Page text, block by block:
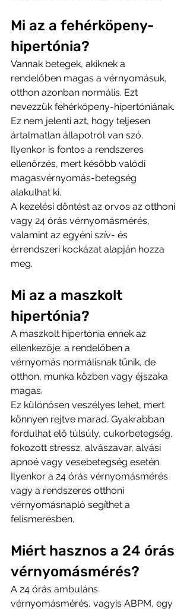
Mi az a fehérköpeny-
hipertónia?
Vannak betegek, akiknek a
rendelőben magas a vérnyomásuk,
otthon azonban normális. Ezt
nevezzük fehérköpeny-hipertóniának.
Ez nem jelenti azt, hogy teljesen
ártalmatlan állapotról van szó.
Ilyenkor is fontos a rendszeres
ellenőrzés, mert később valódi
magasvérnyomás-betegség
alakulhat ki.
A kezelési döntést az orvos az otthoni
vagy 24 órás vérnyomásmérés,
valamint az egyéni szív- és
érrendszeri kockázat alapján hozza
meg.
Mi az a maszkolt
hipertónia?
A maszkolt hipertónia ennek az
ellenkezője: a rendelőben a
vérnyomás normálisnak tűnik, de
otthon, munka közben vagy éjszaka
magas.
Ez különösen veszélyes lehet, mert
könnyen rejtve marad. Gyakrabban
fordulhat elő túlsúly, cukorbetegség,
fokozott stressz, alvászavar, alvási
apnoé vagy vesebetegség esetén.
Ilyenkor a 24 órás vérnyomásmérés
vagy a rendszeres otthoni
vérnyomásnapló segíthet a
felismerésben.
Miért hasznos a 24 órás
vérnyomásmérés?
A 24 órás ambuláns
vérnyomásmérés, vagyis ABPM, egy